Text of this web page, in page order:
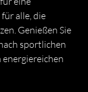
alle, die
Genießen Sie
sportlichen